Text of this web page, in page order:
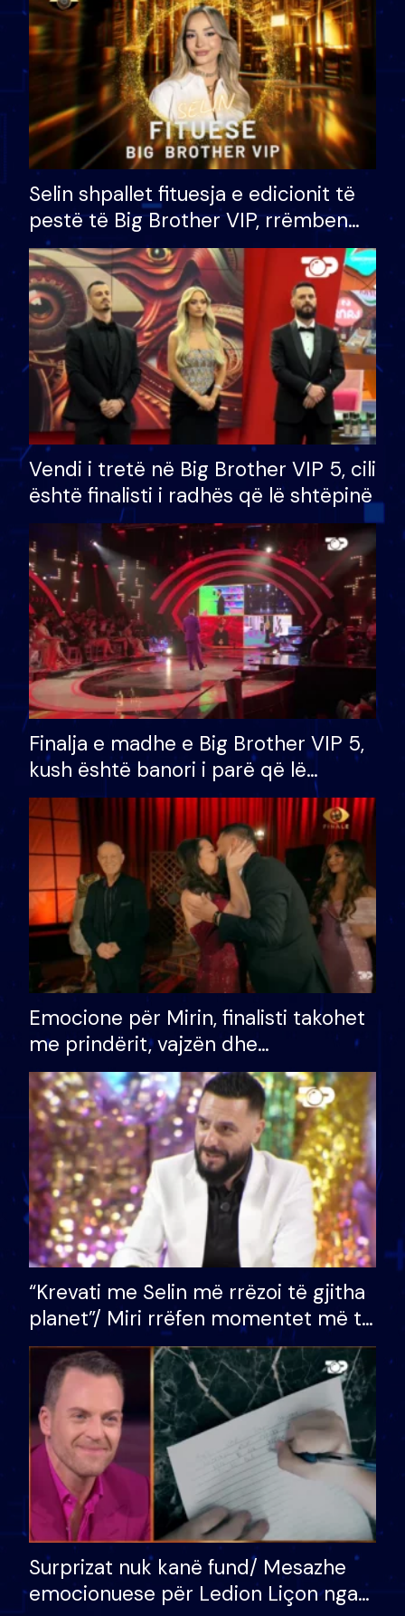
Selin shpallet fituesja e edicionit të
pestë të Big Brother VIP, rrëmben
çmimin e madh prej 100 mijë eurosh
Vendi i tretë në Big Brother VIP 5, cili
është finalisti i radhës që lë shtëpinë
Finalja e madhe e Big Brother VIP 5,
kush është banori i parë që lë
shtëpinë dhe humb mundësinë për
të fituar çmimin e madh
Emocione për Mirin, finalisti takohet
me prindërit, vajzën dhe
bashkëshorten: S’kemi ndonjë letër
divorci apo jo?
“Krevati me Selin më rrëzoi të gjitha
planet”/ Miri rrëfen momentet më të
bukura në shtëpinë e BB VIP: Do më
mungojë zilja e mëngjesit kur…
Surprizat nuk kanë fund/ Mesazhe
emocionuese për Ledion Liçon nga